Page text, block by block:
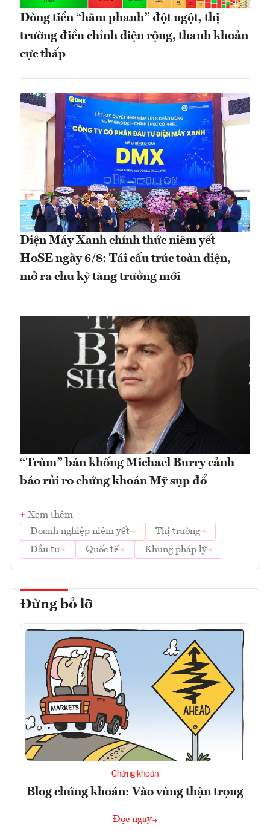
Dòng tiền “hãm phanh” đột ngột, thị
trường điều chỉnh diện rộng, thanh khoản
cực thấp
Điện Máy Xanh chính thức niêm yết
HoSE ngày 6/8: Tái cấu trúc toàn diện,
mở ra chu kỳ tăng trưởng mới
“Trùm” bán khống Michael Burry cảnh
báo rủi ro chứng khoán Mỹ sụp đổ
Xem thêm
Doanh nghiệp niêm yết
Thị trường
Đầu tư
Quốc tế Khung pháp lý
Đừng bỏ lỡ
Chứng khoán
Blog chứng khoán: Vào vùng thận trọng
Đọc ngay